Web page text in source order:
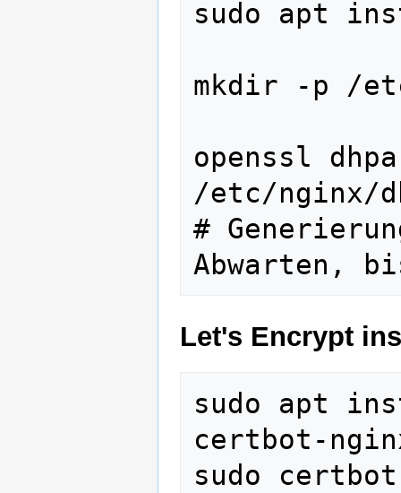
sudo apt
mkdir -p /
openssl
/etc/nginx/
#
Let's Encrypt
sudo apt
certbot-
sudo